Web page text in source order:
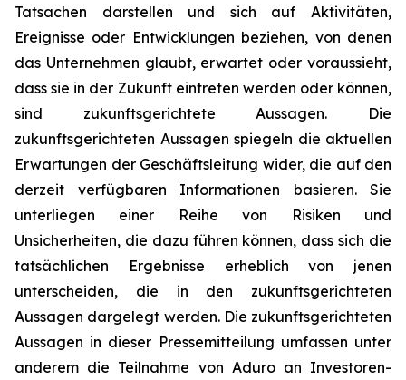
Tatsachen darstellen und sich auf Aktivitäten,
Ereignisse oder Entwicklungen beziehen, von denen
das Unternehmen glaubt, erwartet oder voraussieht,
dass sie in der Zukunft eintreten werden oder können,
sind zukunftsgerichtete Aussagen. Die
zukunftsgerichteten Aussagen spiegeln die aktuellen
Erwartungen der Geschäftsleitung wider, die auf den
derzeit verfügbaren Informationen basieren. Sie
unterliegen einer Reihe von Risiken und
Unsicherheiten, die dazu führen können, dass sich die
tatsächlichen Ergebnisse erheblich von jenen
unterscheiden, die in den zukunftsgerichteten
Aussagen dargelegt werden. Die zukunftsgerichteten
Aussagen in dieser Pressemitteilung umfassen unter
anderem die Teilnahme von Aduro an Investoren-